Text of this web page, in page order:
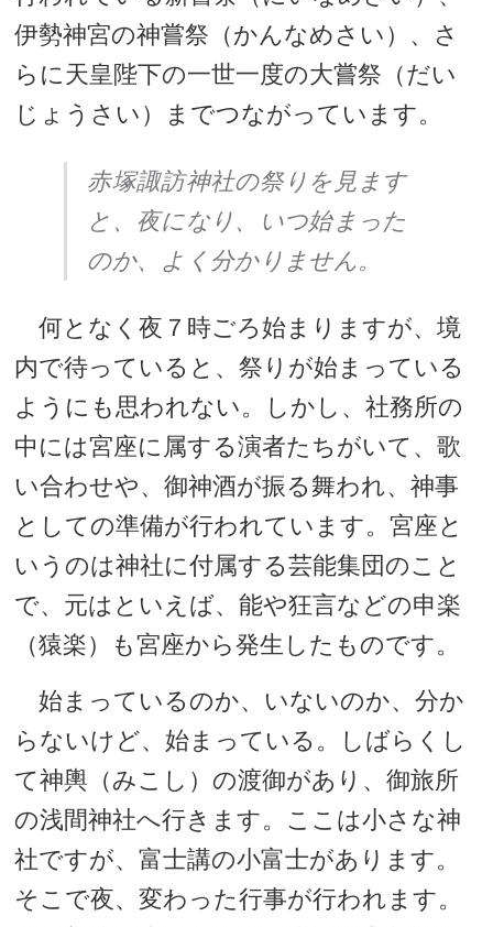
伊勢神宮の神嘗祭（かんなめさい）、さ
らに天皇陛下の一世一度の大嘗祭（だい
じょうさい）までつながっています。
赤塚諏訪神社の祭りを見ます
と、夜になり、いつ始まった
のか、よく分かりません。
何となく夜７時ごろ始まりますが、境
内で待っていると、祭りが始まっている
ようにも思われない。しかし、社務所の
中には宮座に属する演者たちがいて、歌
い合わせや、御神酒が振る舞われ、神事
としての準備が行われています。宮座と
いうのは神社に付属する芸能集団のこと
で、元はといえば、能や狂言などの申楽
（猿楽）も宮座から発生したものです。
始まっているのか、いないのか、分か
らないけど、始まっている。しばらくし
て神輿（みこし）の渡御があり、御旅所
の浅間神社へ行きます。ここは小さな神
社ですが、富士講の小富士があります。
そこで夜、変わった行事が行われます。